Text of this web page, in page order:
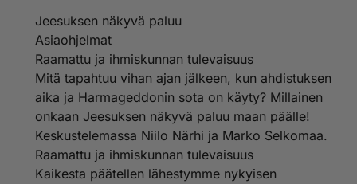
Jeesuksen näkyvä paluu
Asiaohjelmat
Raamattu ja ihmiskunnan tulevaisuus
Mitä tapahtuu vihan ajan jälkeen, kun ahdistuksen
aika ja Harmageddonin sota on käyty? Millainen
onkaan Jeesuksen näkyvä paluu maan päälle!
Keskustelemassa Niilo Närhi ja Marko Selkomaa.
Raamattu ja ihmiskunnan tulevaisuus
Kaikesta päätellen lähestymme nykyisen